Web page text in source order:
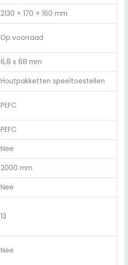
2130 × 170 × 160 mm
Op voorraad
6,8 x 68 mm
Houtpakketten speeltoestellen
PEFC
PEFC
Nee
2000 mm
Nee
13
Nee